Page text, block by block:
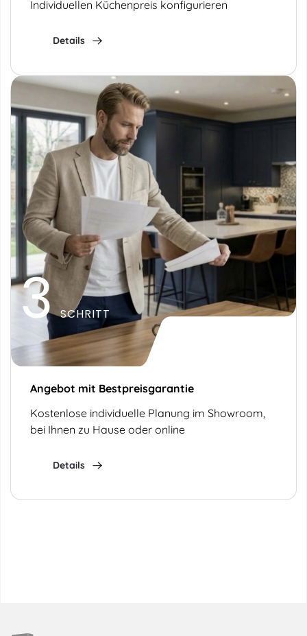
Individuellen Küchenpreis konfigurieren
Details
3 SCHRITT
Angebot mit Bestpreisgarantie
Kostenlose individuelle Planung im Showroom,
bei Ihnen zu Hause oder online
Details